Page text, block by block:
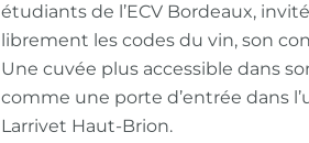
étudiants de l’ECV Bordeaux,
librement les codes du vin, son
Une cuvée plus accessible dans
comme une porte d’entrée dans
Larrivet Haut-Brion.